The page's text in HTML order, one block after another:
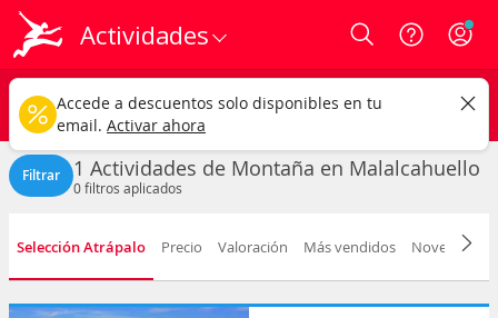
Actividades Login
Malalcahuello ciudad
Actividades de Montaña Cualquier fecha
CAMBIAR
Filtrar 1 Actividades de Montaña en Malalcahuello
0filtros aplicados
Selección Atrápalo Precio Valoración Más vendidos Novedad
Accede a descuentos solo disponibles en tu
email. Activar ahora